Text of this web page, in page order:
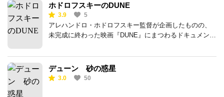
ホドロフスキーのDUNE
3.9 5
アレハンドロ・ホドロフスキー監督が企画したものの、
未完成に終わった映画『DUNE』にまつわるドキュメンタ
デューン 砂の惑星
3.0 50